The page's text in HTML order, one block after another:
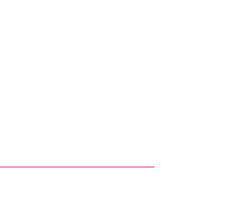
l’homme, quelle analyse